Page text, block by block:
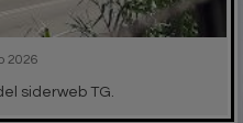
2026
siderweb TG.